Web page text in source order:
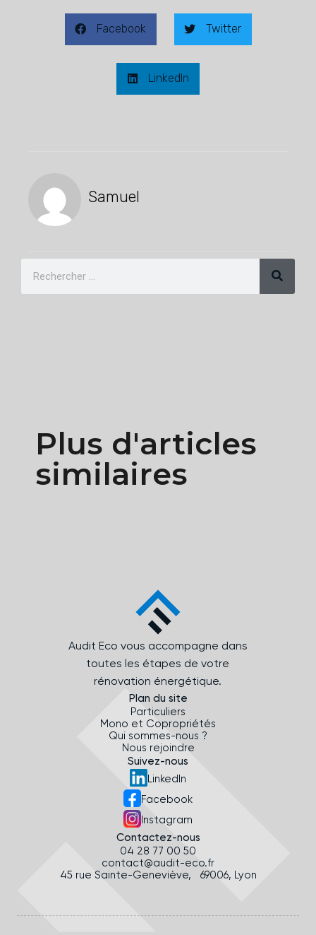
Facebook Twitter
LinkedIn
Samuel
Plus d'articles
similaires
Audit Eco vous accompagne dans
toutes les étapes de votre
rénovation énergétique.
Plan du site
Particuliers
Mono et Copropriétés
Qui sommes-nous ?
Nous rejoindre
Suivez-nous
LinkedIn
Facebook
Instagram
Contactez-nous
04 28 77 00 50
contact@audit-eco.fr
45 rue Sainte-Geneviève, 69006, Lyon